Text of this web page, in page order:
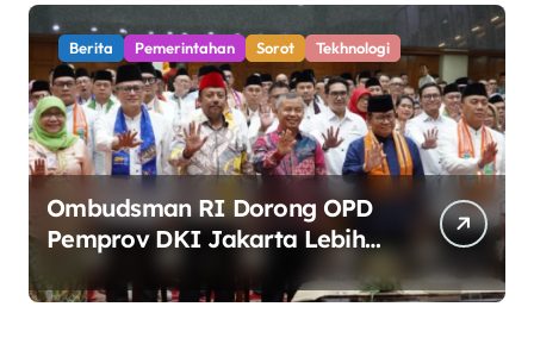
Berita Pemerintahan Sorot Tekhnologi
Ombudsman RI Dorong OPD
Pemprov DKI Jakarta Lebih
Responsif Hadapi Keluhan
Publik di Era Digital